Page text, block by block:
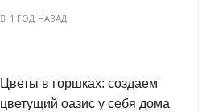
1 ГОД НАЗАД
Цветы в горшках: создаем
цветущий оазис у себя дома